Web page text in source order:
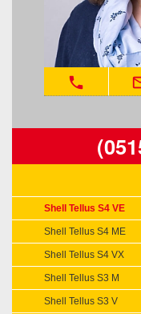
phone
Shell Tellus S4 VE
Shell Tellus S4 ME
Shell Tellus S4 VX
Shell Tellus S3 M
Shell Tellus S3 V